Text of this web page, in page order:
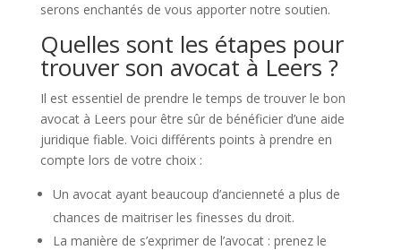
serons enchantés de vous apporter notre soutien.
Quelles sont les étapes pour
trouver son avocat à Leers ?
Il est essentiel de prendre le temps de trouver le bon
avocat à Leers pour être sûr de bénéficier d’une aide
juridique fiable. Voici différents points à prendre en
compte lors de votre choix :
Un avocat ayant beaucoup d’ancienneté a plus de
chances de maitriser les finesses du droit.
La manière de s’exprimer de l’avocat : prenez le